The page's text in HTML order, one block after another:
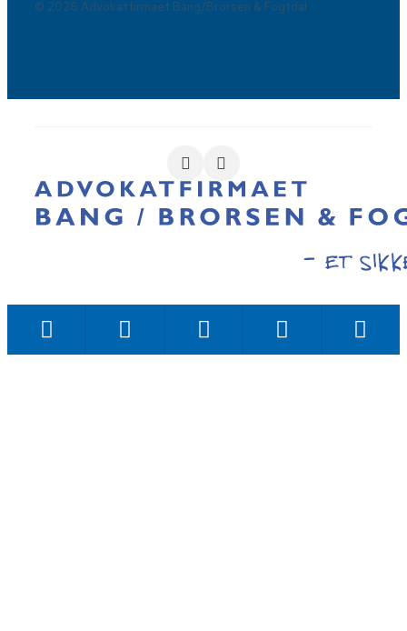
© 2026 Advokatfirmaet Bang/Brorsen & Fogtdal